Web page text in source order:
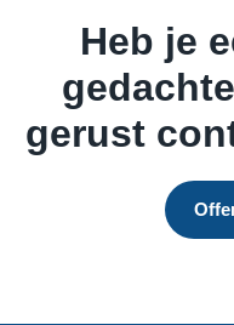
Heb je
gerust